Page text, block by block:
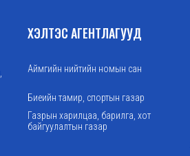
ХЭЛТЭС АГЕНТЛАГУУД
Аймгийн нийтийн номын сан
Биеийн тамир, спортын газар
Газрын харилцаа, барилга, хот
байгуулалтын газар